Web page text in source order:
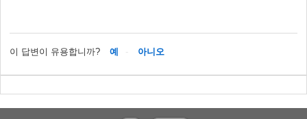
이 답변이 유용합니까? 예 아니오